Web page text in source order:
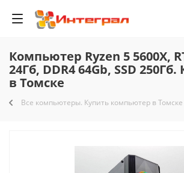
Компьютер Ryzen 5 5600X,
24Гб, DDR4 64Gb, SSD
в Томске
Все компьютеры. Купить компьютер в Томске